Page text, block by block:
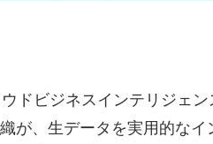
ドビジネスインテリジェ
が、生データを実用的なイ